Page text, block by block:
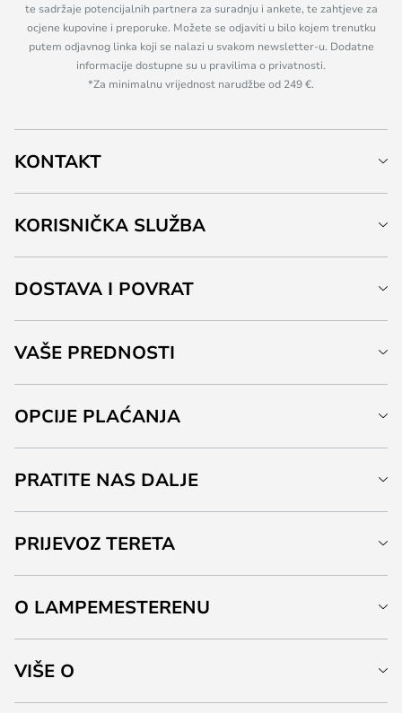
te sadržaje potencijalnih partnera za suradnju i ankete, te zahtjeve za
ocjene kupovine i preporuke. Možete se odjaviti u bilo kojem trenutku
putem odjavnog linka koji se nalazi u svakom newsletter-u. Dodatne
informacije dostupne su u pravilima o privatnosti.
*Za minimalnu vrijednost narudžbe od 249 €.
KONTAKT
KORISNIČKA SLUŽBA
DOSTAVA I POVRAT
VAŠE PREDNOSTI
OPCIJE PLAĆANJA
PRATITE NAS DALJE
PRIJEVOZ TERETA
O LAMPEMESTERENU
VIŠE O